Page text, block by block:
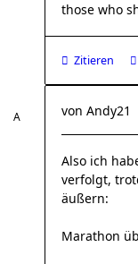
those who
Zitieren
von Andy21
Also ich
verfolgt,
äußern:
Marathon